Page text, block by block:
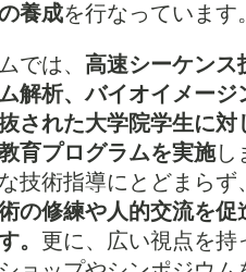
養成を行なっています
では、 高速シーケンス
解析、バイオイメージ
された大学院学生に
育プログラムを実施し
技術指導にとどまら
の修練や人的交流を
。 更に、広い視点を